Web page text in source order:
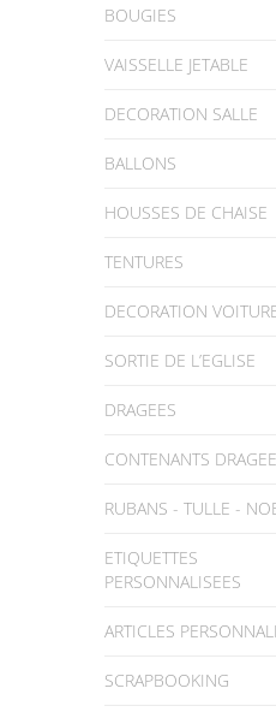
BOUGIES
VAISSELLE JETABLE
DECORATION SALLE
BALLONS
HOUSSES DE CHAISE
TENTURES
DECORATION
SORTIE DE L’EGLISE
DRAGEES
CONTENANTS
RUBANS - TULLE -
ETIQUETTES
PERSONNALISEES
ARTICLES
SCRAPBOOKING